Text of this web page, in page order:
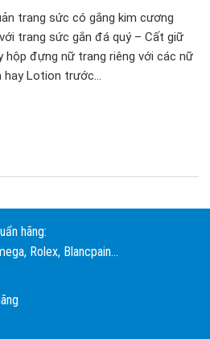
trang sức có gắng kim cương
trang sức gắn đá quý – Cất giữ
hộp đựng nữ trang riêng với các nữ
hay Lotion trước…
hãng:
Rolex, Blancpain...